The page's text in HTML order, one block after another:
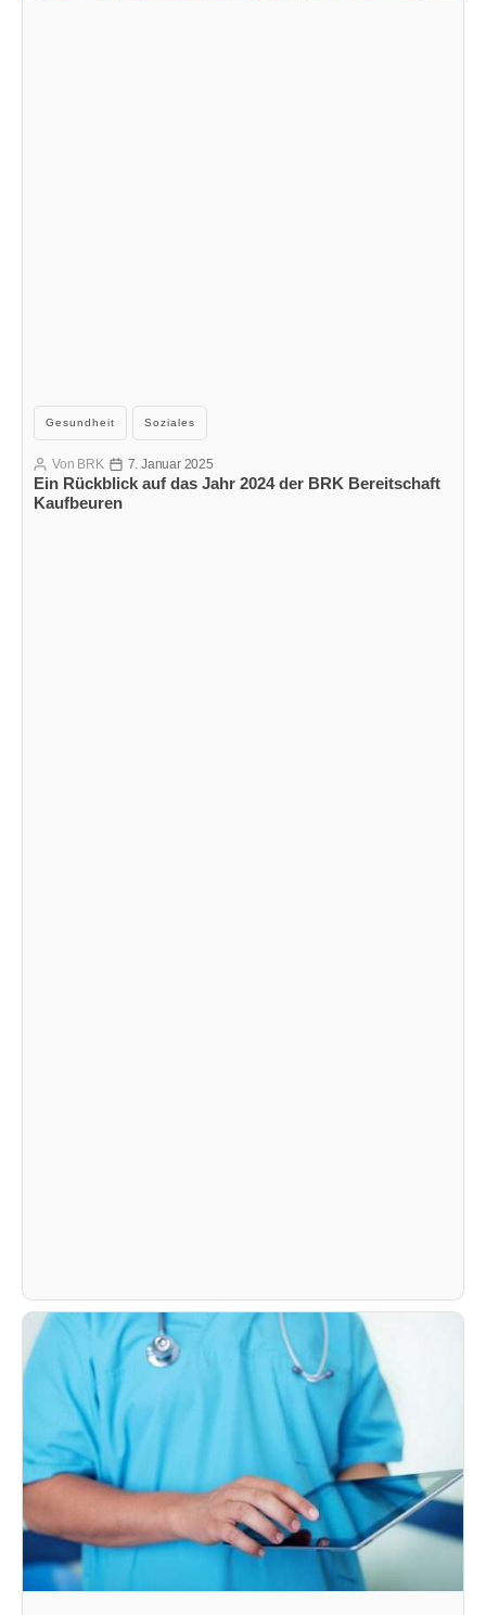
Kategorien
Gesundheit Soziales
Ein Rückblick auf das Jahr 2024 der BRK Bereitschaft
Kaufbeuren
Beitragsautor
Von BRK Veröffentlichungsdatum
7. Januar 2025